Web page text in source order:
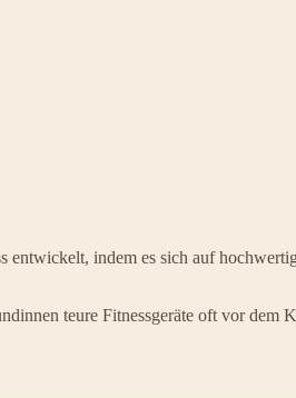
indem es sich auf
teure Fitnessgeräte oft vor dem